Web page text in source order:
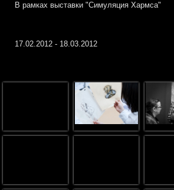
В рамках выставки "Симуляция Хармса"
17.02.2012 - 18.03.2012